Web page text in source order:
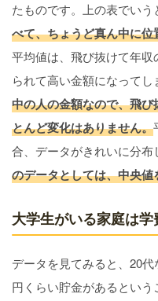
たものです。上の表でいう
べて、ちょうど真ん中に位
平均値は、飛び抜けて年
られて高い金額になってし
中の人の金額なので、飛
とんど変化はありません。
合、データがきれいに分布
のデータとしては、中央
大学生がいる家庭は
データを見てみると、20
円くらい貯金があるとい